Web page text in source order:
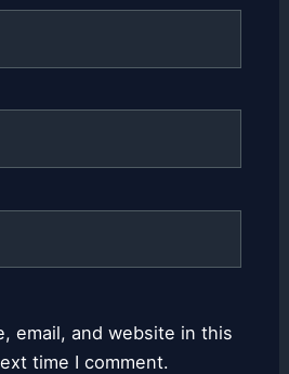
email, and website in this
time I comment.